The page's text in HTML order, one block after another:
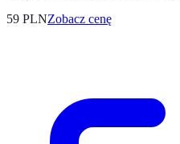
59 PLNZobacz cenę